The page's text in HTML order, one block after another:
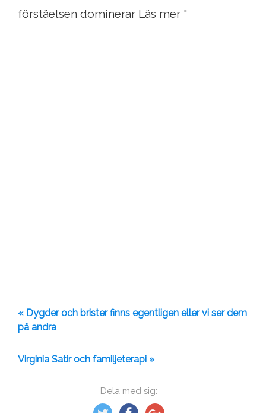
Dela med sig:
förståelsen dominerar Läs mer "
« Dygder och brister finns egentligen eller vi ser dem
på andra
Virginia Satir och familjeterapi »